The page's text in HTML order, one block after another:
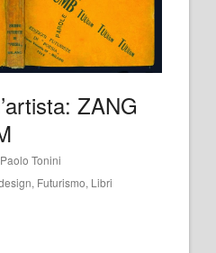
ZANG
Paolo Tonini
, Futurismo, Libri